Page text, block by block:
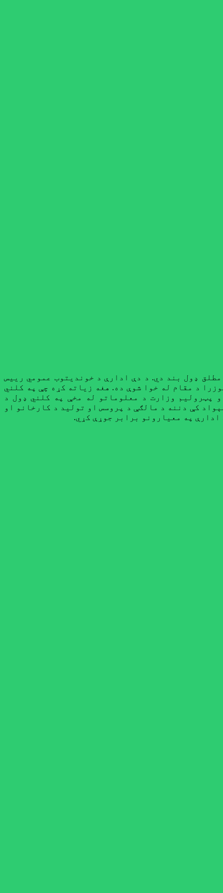
ډول بند دي. د دې ادارې د خوندیتوب عمومي رییس
د مقام له خوا شوې ده. هغه زیاته کړه چې په کلني
مالګه ده حال دا چې د کانونو او پټرولیم وزارت د معلوماتو له مخې په کلني ډول د
چې په هېواد کې دننه د مالګې د پروسس او تولید د کارخانو او
په معیارونو برابر جوړې کړي.